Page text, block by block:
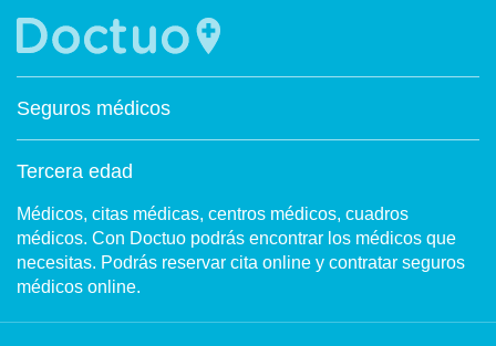
Seguros médicos
Tercera edad
Médicos, citas médicas, centros médicos, cuadros
médicos. Con Doctuo podrás encontrar los médicos que
necesitas. Podrás reservar cita online y contratar seguros
médicos online.